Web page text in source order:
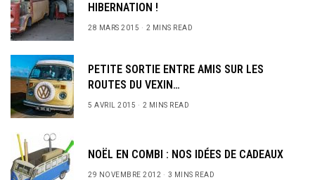
HIBERNATION !
28 MARS 2015 2 MINS READ
PETITE SORTIE ENTRE AMIS SUR LES
ROUTES DU VEXIN…
5 AVRIL 2015 2 MINS READ
NOËL EN COMBI : NOS IDÉES DE CADEAUX
29 NOVEMBRE 2012 3 MINS READ